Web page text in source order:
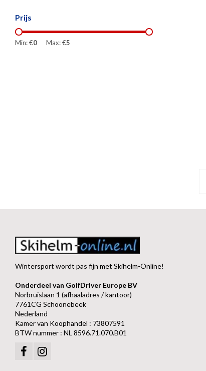
Prijs
Min: €0 Max: €5
Wintersport wordt pas fijn met Skihelm-Online!
Onderdeel van GolfDriver Europe BV
Norbruislaan 1 (afhaaladres / kantoor)
7761CG Schoonebeek
Nederland
Kamer van Koophandel : 73807591
BTW nummer : NL 8596.71.070.B01